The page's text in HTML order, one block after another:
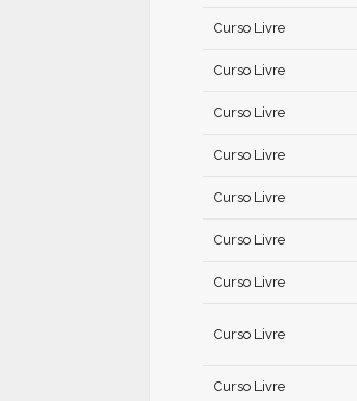
Curso Livre
Curso Livre
Curso Livre
Curso Livre
Curso Livre
Curso Livre
Curso Livre
Curso Livre
Curso Livre